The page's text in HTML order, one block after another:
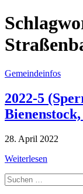
Gemeindeinfos
2022-5
28. April 2022
Weiterlesen
Suche
nach: